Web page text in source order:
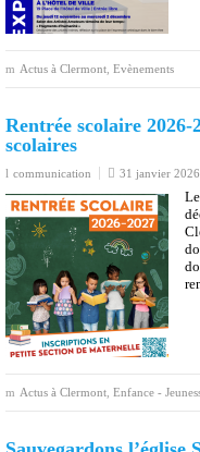
Actus à Clermont Evènements
Rentrée scolaire
scolaires
communication 31 janvier 2026
Actus à Clermont Enfance -